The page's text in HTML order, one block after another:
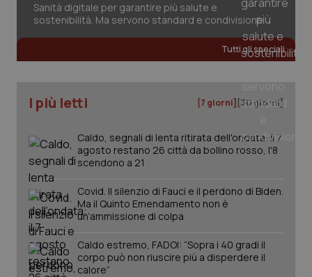
Sanità digitale per garantire più salute e
sostenibilità. Ma servono standard e condivisione
Tutti gli speciali
I più letti [7 giorni] [30 giorni]
Caldo, segnali di lenta ritirata dell'ondata: il 7
agosto restano 26 città da bollino rosso, l'8
scendono a 21
Covid. Il silenzio di Fauci e il perdono di Biden.
Ma il Quinto Emendamento non è
un’ammissione di colpa
Caldo estremo, FADOI: “Sopra i 40 gradi il
corpo può non riuscire più a disperdere il
calore”
www.quotidianosanita.it
session-id
_ga
Google LLC